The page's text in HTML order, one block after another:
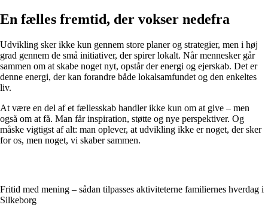
En fælles fremtid, der vokser nedefra
Udvikling sker ikke kun gennem store planer og strategier, men i høj
grad gennem de små initiativer, der spirer lokalt. Når mennesker går
sammen om at skabe noget nyt, opstår der energi og ejerskab. Det er
denne energi, der kan forandre både lokalsamfundet og den enkeltes
liv.
At være en del af et fællesskab handler ikke kun om at give – men
også om at få. Man får inspiration, støtte og nye perspektiver. Og
måske vigtigst af alt: man oplever, at udvikling ikke er noget, der sker
for os, men noget, vi skaber sammen.
Fritid med mening – sådan tilpasses aktiviteterne familiernes hverdag i
Silkeborg